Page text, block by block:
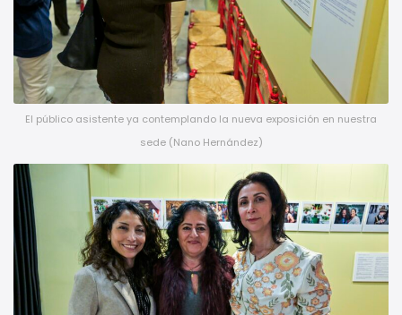
El público asistente ya contemplando la nueva exposición en nuestra
sede (Nano Hernández)